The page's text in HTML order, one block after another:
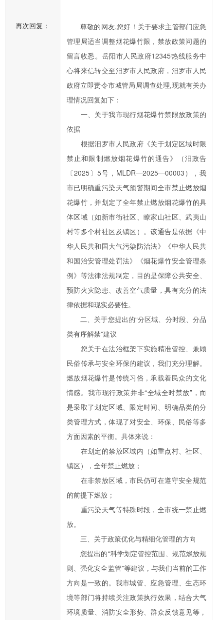
理再次回复：
尊敬的网友,您好！关于要求主管部门应急
管理局适当调整烟花爆竹限，禁放政策问题的
留言收悉。岳阳市人民政府12345热线服务中
心将来信转交至汨罗市人民政府，汨罗市人民
政府立即责令市城管局局调查处理,现就有关办
理情况回复如下：
一、关于我市现行烟花爆竹禁限放政策的
依据
根据汨罗市人民政府《关于划定区域时限
禁止和限制燃放烟花爆竹的通告》（汨政告
〔2025〕5号，MLDR—2025—00003），我
市已明确重污染天气预警期间全市禁止燃放烟
花爆竹，并划定了全年禁止燃放烟花爆竹的具
体区域（如新市街社区、瞭家山社区、武夷山
村等多个村社区及镇区）。该通告是依据《中
华人民共和国大气污染防治法》《中华人民共
和国治安管理处罚法》《烟花爆竹安全管理条
例》等法律法规制定，目的是保障公共安全、
预防火灾隐患、改善空气质量，具有充分的法
律依据和现实必要性。
二、关于您提出的“分区域、分时段、分品
类有序解禁”建议
您关于在法治框架下实施精准管控、兼顾
民俗传承与安全环保的建议，我们充分理解。
燃放烟花爆竹是传统习俗，承载着民众的文化
情感。我市现行政策并非“全域全时禁放”，而
是采取了划定区域、限定时间、明确品类的分
类管理方式，体现了对安全、环保、民俗等多
方面因素的平衡。具体来说：
在划定的禁放区域内（如重点村、社区、
镇区），全年禁止燃放；
在非禁放区域，市民仍可在遵守安全规范
的前提下燃放；
重污染天气等特殊时段，全市统一禁止燃
放。
三、关于政策优化与精细化管理的方向
您提出的“科学划定管控范围、规范燃放规
则、强化安全监管”等建议，与我们当前的工作
方向是一致的。我市城管、应急管理、生态环
境等部门将持续关注政策执行效果，结合大气
环境质量、消防安全形势、群众反馈意见等，